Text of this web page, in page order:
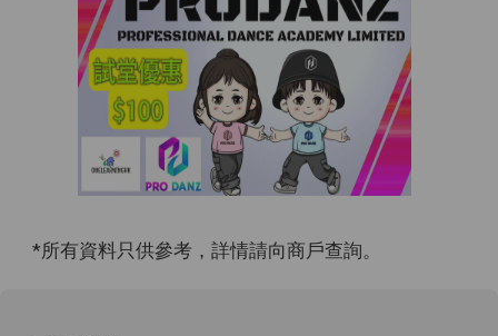
*所有資料只供參考，詳情請向商戶查詢。